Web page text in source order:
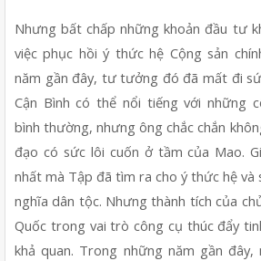
Nhưng bất chấp những khoản đầu tư
việc phục hồi ý thức hệ Cộng sản
năm gần đây, tư tưởng đó đã mất đi
Cận Bình có thể nổi tiếng với những
bình thường, nhưng ông chắc chắn
đạo có sức lôi cuốn ở tầm của Mao.
nhất mà Tập đã tìm ra cho ý thức hệ và
nghĩa dân tộc. Nhưng thành tích của
Quốc trong vai trò công cụ thúc đẩy
khả quan. Trong những năm gần